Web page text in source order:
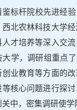
鉴标杆院校先进经
西北农林科技大学
人才培养等深入交
大学，调研组重点
创业教育等方面的
核心问题进行探
关中，密集调研使